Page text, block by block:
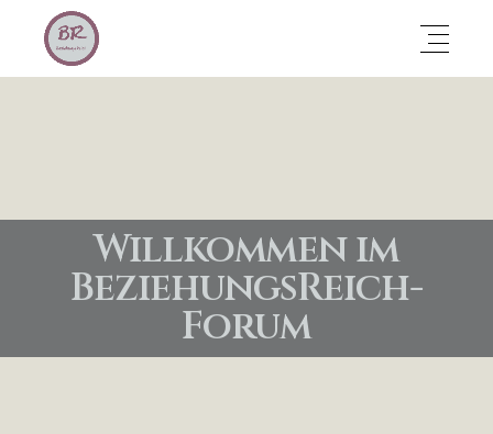
Willkommen im
BeziehungsReich-
Forum